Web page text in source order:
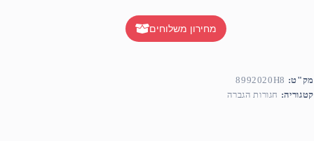
מחירון משלוחים
מק"ט: 8992020H8
קטגוריה: חגורות הגברה